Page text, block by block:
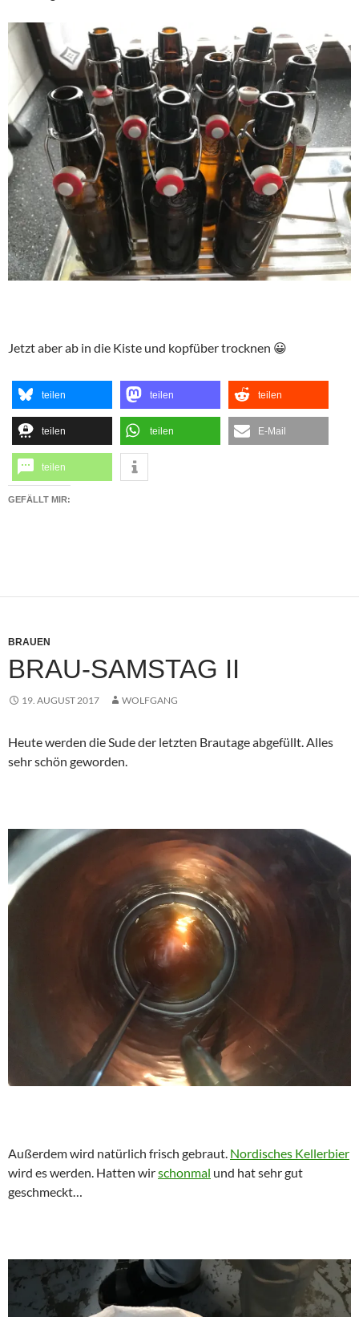
Jetzt aber ab in die Kiste und kopfüber trocknen 😀
teilen teilen teilen
teilen teilen E-Mail
teilen
GEFÄLLT MIR:
BRAUEN
BRAU-SAMSTAG II
19. AUGUST 2017 WOLFGANG
Heute werden die Sude der letzten Brautage abgefüllt. Alles
sehr schön geworden.
Außerdem wird natürlich frisch gebraut. Nordisches Kellerbier
wird es werden. Hatten wirschonmal und hat sehr gut
geschmeckt…